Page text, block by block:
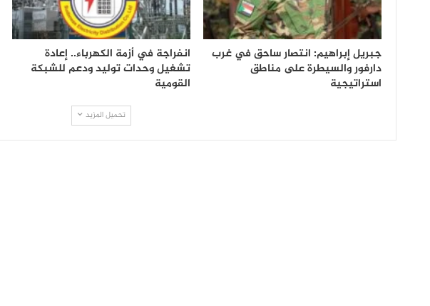
جبريل إبراهيم: انتصار ساحق في غرب
دارفور والسيطرة على مناطق
استراتيجية
انفراجة في أزمة الكهرباء.. إعادة
تشغيل وحدات توليد ودعم للشبكة
القومية
تحميل المزيد